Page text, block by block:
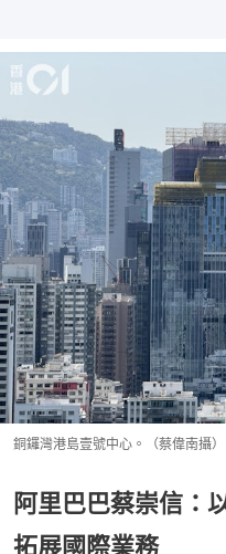
銅鑼灣港島壹號中心。（蔡偉南攝）
阿里巴巴蔡崇信：
拓展國際業務